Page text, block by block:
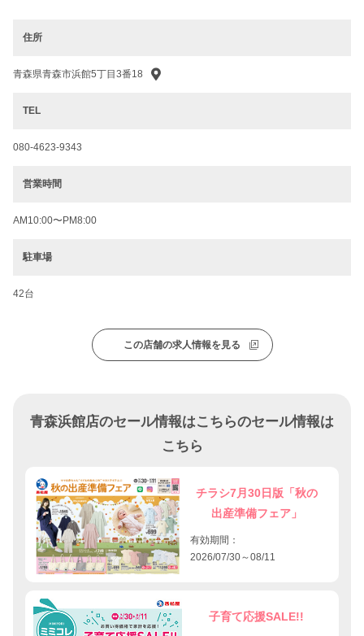
住所
青森県青森市浜館5丁目3番18
TEL
080-4623-9343
営業時間
AM10:00〜PM8:00
駐車場
42台
この店舗の求人情報を見る
青森浜館店のセール情報はこちらのセール情報は
こちら
チラシ7月30日版「秋の
出産準備フェア」
有効期間：
2026/07/30～08/11
子育て応援SALE!!